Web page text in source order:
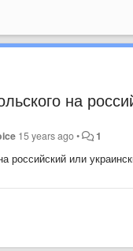
на
15 years ago• 1
российский или